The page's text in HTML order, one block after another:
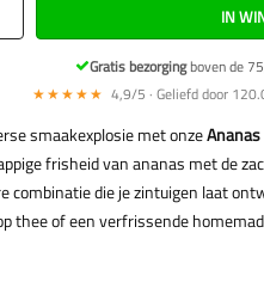
IN
Gratis bezorgingboven de
★★★★★ 4,9/5 · Geliefd door
smaakexplosie met onze
frisheid van ananas met de
combinatie die je zintuigen laat
thee of een verfrissende